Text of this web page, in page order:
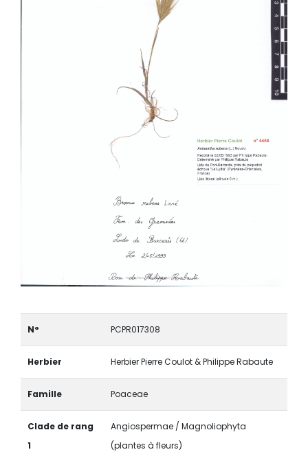
N° PCPR017308
Herbier Herbier Pierre Coulot & Philippe Rabaute
Famille Poaceae
Clade de rang
1
Angiospermae / Magnoliophyta
(plantes à fleurs)